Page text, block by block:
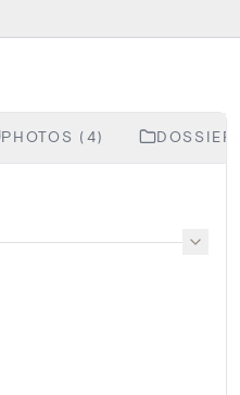
PHOTOS (4)